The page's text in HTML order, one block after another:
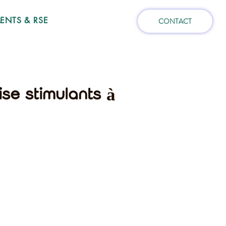
& RSE CONTACT
stimulants à